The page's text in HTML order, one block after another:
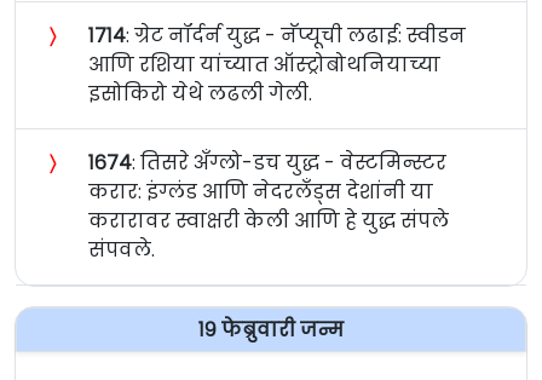
〉 १७१४: ग्रेट नॉर्दर्न युद्ध - नॅप्यूची लढाई: स्वीडन
आणि रशिया यांच्यात ऑस्ट्रोबोथनियाच्या
इसोकिरो येथे लढली गेली.
〉 १६७४: तिसरे अँग्लो-डच युद्ध - वेस्टमिन्स्टर
करार: इंग्लंड आणि नेदरलँड्स देशांनी या
करारावर स्वाक्षरी केली आणि हे युद्ध संपले
संपवले.
१९ फेब्रुवारी जन्म